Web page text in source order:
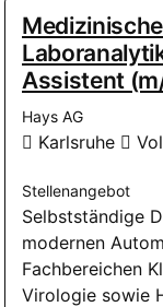
Assistent
Hays AG
Karlsruhe
Stellenangebot
Selbstständige
modernen
Fachbereichen
Virologie sowie